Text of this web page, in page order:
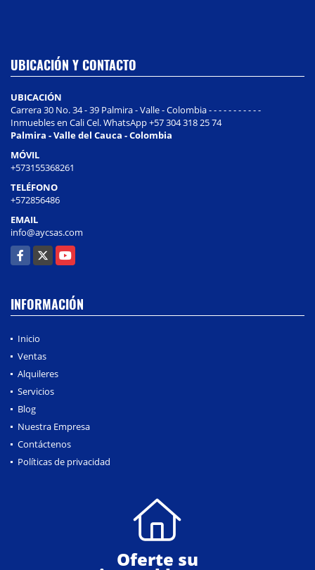
UBICACIÓN Y CONTACTO
UBICACIÓN
Carrera 30 No. 34 - 39 Palmira - Valle - Colombia - - - - - - - - - - -
Inmuebles en Cali Cel. WhatsApp +57 304 318 25 74
Palmira - Valle del Cauca - Colombia
MÓVIL
+573155368261
TELÉFONO
+572856486
EMAIL
info@aycsas.com
Facebook
X YouTube
INFORMACIÓN
Inicio
Ventas
Alquileres
Servicios
Blog
Nuestra Empresa
Contáctenos
Políticas de privacidad
Oferte su